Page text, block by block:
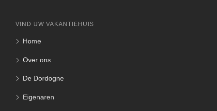
VIND UW VAKANTIEHUIS
Home
Over ons
De Dordogne
Eigenaren